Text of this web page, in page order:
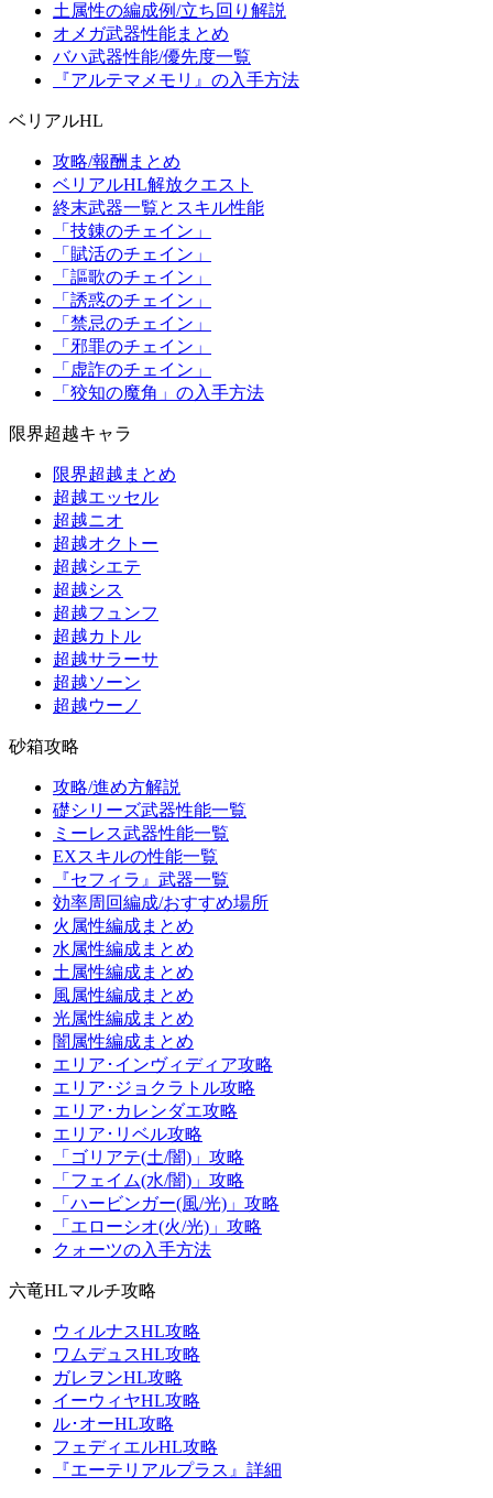
土属性の編成例/立ち回り解説
オメガ武器性能まとめ
バハ武器性能/優先度一覧
『アルテマメモリ』の入手方法
ベリアルHL
攻略/報酬まとめ
ベリアルHL解放クエスト
終末武器一覧とスキル性能
「技錬のチェイン」
「賦活のチェイン」
「謳歌のチェイン」
「誘惑のチェイン」
「禁忌のチェイン」
「邪罪のチェイン」
「虚詐のチェイン」
「狡知の魔角」の入手方法
限界超越キャラ
限界超越まとめ
超越エッセル
超越ニオ
超越オクトー
超越シエテ
超越シス
超越フュンフ
超越カトル
超越サラーサ
超越ソーン
超越ウーノ
砂箱攻略
攻略/進め方解説
礎シリーズ武器性能一覧
ミーレス武器性能一覧
EXスキルの性能一覧
『セフィラ』武器一覧
効率周回編成/おすすめ場所
火属性編成まとめ
水属性編成まとめ
土属性編成まとめ
風属性編成まとめ
光属性編成まとめ
闇属性編成まとめ
エリア･インヴィディア攻略
エリア･ジョクラトル攻略
エリア･カレンダエ攻略
エリア･リベル攻略
「ゴリアテ(土/闇)」攻略
「フェイム(水/闇)」攻略
「ハービンガー(風/光)」攻略
「エローシオ(火/光)」攻略
クォーツの入手方法
六竜HLマルチ攻略
ウィルナスHL攻略
ワムデュスHL攻略
ガレヲンHL攻略
イーウィヤHL攻略
ル･オーHL攻略
フェディエルHL攻略
『エーテリアルプラス』詳細